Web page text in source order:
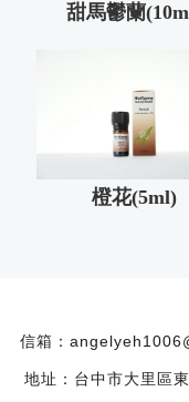
甜馬鬱蘭
橙花(5ml)
台中市大里區